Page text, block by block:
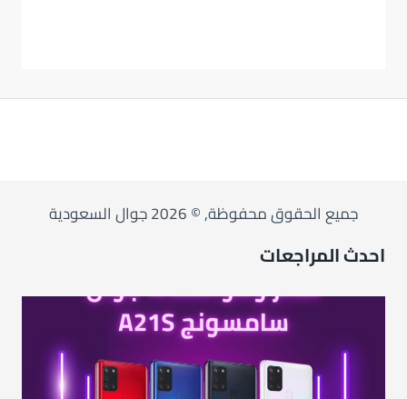
جميع الحقوق محفوظة, © 2026 جوال السعودية
احدث المراجعات